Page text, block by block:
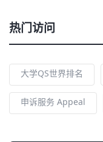
热门访问
大学QS世界排名
申诉服务 Appeal